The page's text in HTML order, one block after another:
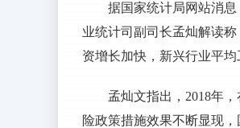
据国家统计局网站消
业统计司副司长孟灿解读
资增长加快，新兴行业平
孟灿文指出，2018年
险政策措施效果不断显现